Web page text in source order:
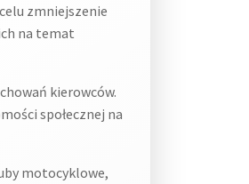
zmniejszenie
na temat
kierowców.
społecznej na
motocyklowe,